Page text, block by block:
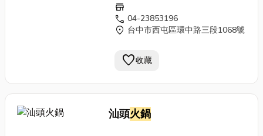
store
call 04-23853196
location_on 台中市西屯區環中路三段1068號
favorite收藏
汕頭火鍋